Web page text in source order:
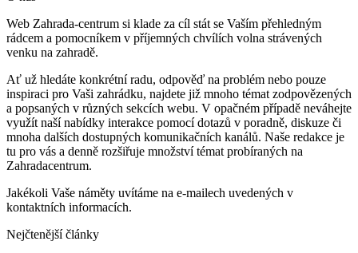
Web Zahrada-centrum si klade za cíl stát se Vaším přehledným
rádcem a pomocníkem v příjemných chvílích volna strávených
venku na zahradě.
Ať už hledáte konkrétní radu, odpověď na problém nebo pouze
inspiraci pro Vaši zahrádku, najdete již mnoho témat zodpovězených
a popsaných v různých sekcích webu. V opačném případě neváhejte
využít naší nabídky interakce pomocí dotazů v poradně, diskuze či
mnoha dalších dostupných komunikačních kanálů. Naše redakce je
tu pro vás a denně rozšiřuje množství témat probíraných na
Zahradacentrum.
Jakékoli Vaše náměty uvítáme na e-mailech uvedených v
kontaktních informacích.
Nejčtenější články